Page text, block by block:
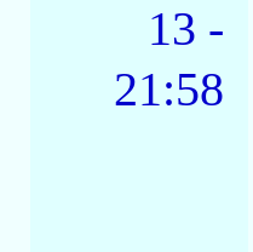
13 -
21:58